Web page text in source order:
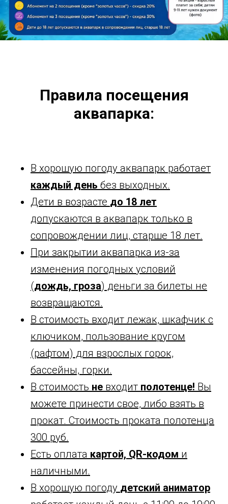
Правила посещения
аквапарка:
В хорошую погоду аквапарк работает
каждый день без выходных.
Дети в возрасте до 18 лет
допускаются в аквапарк только в
сопровождении лиц, старше 18 лет.
При закрытии аквапарка из-за
изменения погодных условий
(дождь, гроза) деньги за билеты не
возвращаются.
В стоимость входит лежак, шкафчик с
ключиком, пользование кругом
(рафтом) для взрослых горок,
бассейны, горки.
В стоимость не входит полотенце! Вы
можете принести свое, либо взять в
прокат. Стоимость проката полотенца
300 руб.
Есть оплата картой, QR-кодом и
наличными.
В хорошую погоду детский аниматор